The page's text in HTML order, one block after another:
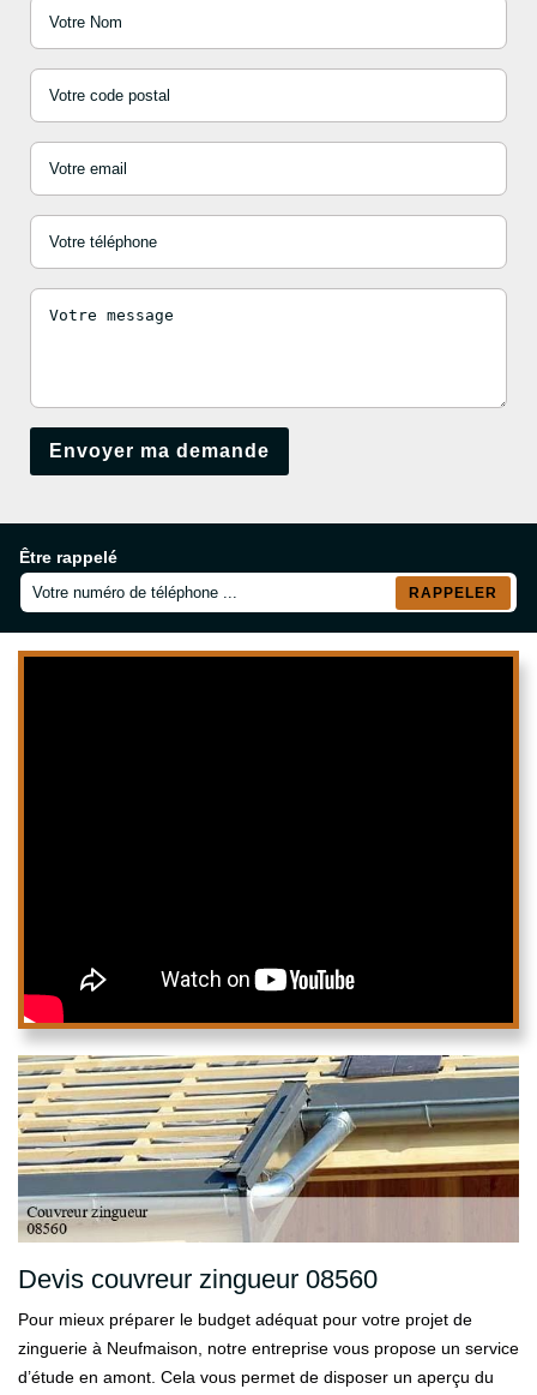
Être rappelé
Devis couvreur zingueur 08560
Pour mieux préparer le budget adéquat pour votre projet de
zinguerie à Neufmaison, notre entreprise vous propose un service
d’étude en amont. Cela vous permet de disposer un aperçu du